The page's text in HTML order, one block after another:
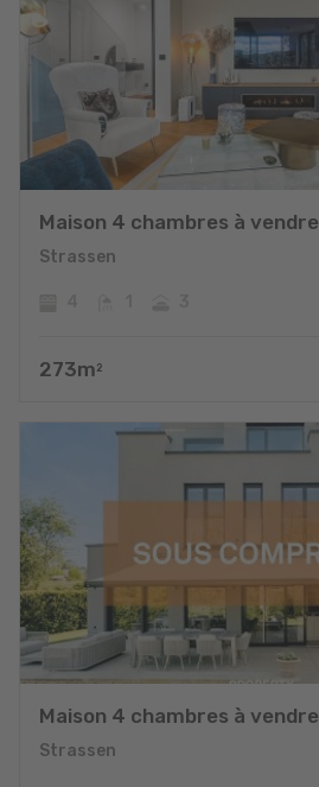
Maison 4 chambres à vendre
Strassen
273m 2
Maison 4 chambres à vendre
Strassen